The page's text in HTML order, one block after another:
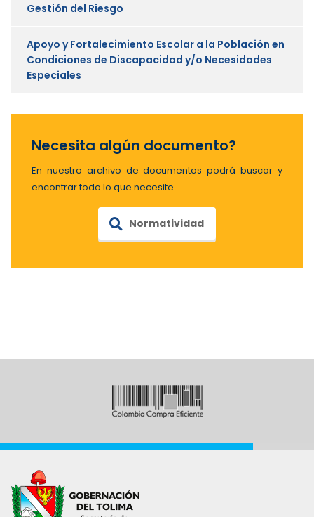
Gestión del Riesgo
Apoyo y Fortalecimiento Escolar a la Población en
Condiciones de Discapacidad y/o Necesidades
Especiales
Necesita algún documento?
En nuestro archivo de documentos podrá buscar y
encontrar todo lo que necesite.
Normatividad